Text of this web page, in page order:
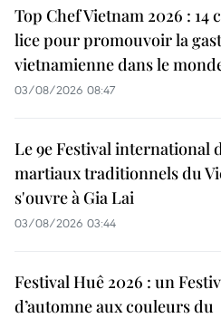
Top Chef Vietnam 2026 : 14
lice pour promouvoir la
vietnamienne dans le
03/08/2026 08:47
Le 9e Festival international
martiaux traditionnels du
s'ouvre à Gia Lai
03/08/2026 03:44
Festival Huê 2026 : un
d’automne aux couleurs du